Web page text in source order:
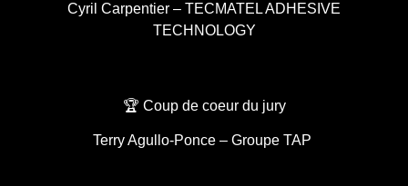
Cyril Carpentier – TECMATEL ADHESIVE
TECHNOLOGY
🏆 Coup de coeur du jury
Terry Agullo-Ponce – Groupe TAP